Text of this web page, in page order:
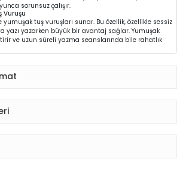
sorunsuz çalışır.
Vuruşu
tuş vuruşları sunar. Bu özellik, özellikle sessiz
yazı yazarken büyük bir avantaj sağlar. Yumuşak
ve uzun süreli yazma seanslarında bile rahatlık